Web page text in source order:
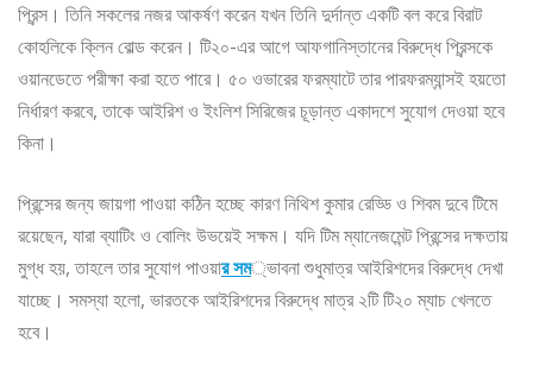
প্রিন্স। তিনি সকলের নজর আকর্ষণ করেন যখন তিনি দুর্দান্ত একটি বল করে বিরাট
কোহলিকে ক্লিন বোল্ড করেন। টি২০-এর আগে আফগানিস্তানের বিরুদ্ধে প্রিন্সকে
ওয়ানডেতে পরীক্ষা করা হতে পারে। ৫০ ওভারের ফরম্যাটে তার পারফরম্যান্সই হয়তো
নির্ধারণ করবে, তাকে আইরিশ ও ইংলিশ সিরিজের চূড়ান্ত একাদশে সুযোগ দেওয়া হবে
কিনা।
প্রিন্সের জন্য জায়গা পাওয়া কঠিন হচ্ছে কারণ নিথিশ কুমার রেড্ডি ও শিবম দুবে টিমে
রয়েছেন, যারা ব্যাটিং ও বোলিং উভয়েই সক্ষম। যদি টিম ম্যানেজমেন্ট প্রিন্সের দক্ষতায়
মুগ্ধ হয়, তাহলে তার সুযোগ পাওয়ার সম্ভাবনা শুধুমাত্র আইরিশদের বিরুদ্ধে দেখা
যাচ্ছে। সমস্যা হলো, ভারতকে আইরিশদের বিরুদ্ধে মাত্র ২টি টি২০ ম্যাচ খেলতে
হবে।